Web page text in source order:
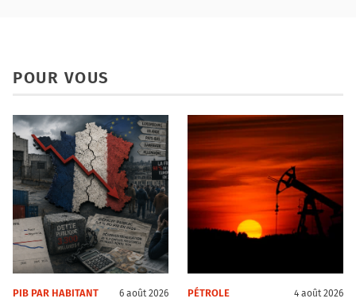
POUR VOUS
PIB PAR HABITANT 6 août 2026 PÉTROLE 4 août 2026